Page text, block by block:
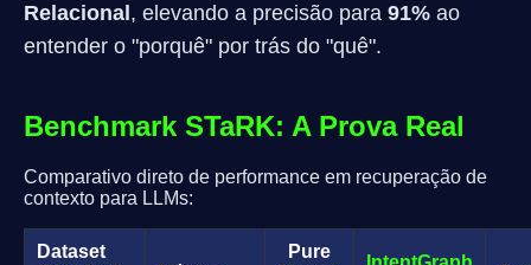
Relacional , elevando a precisão para 91% ao
entender o "porquê" por trás do "quê".
Benchmark STaRK: A Prova Real
Comparativo direto de performance em recuperação de
contexto para LLMs:
Dataset
Pure